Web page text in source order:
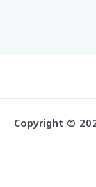
Copyright ©